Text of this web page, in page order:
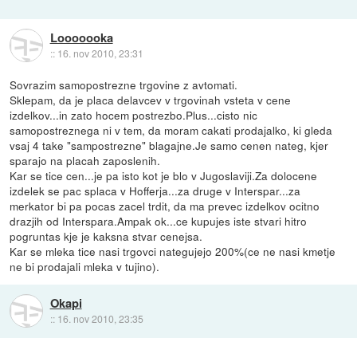
Looooooka
:: 16. nov 2010, 23:31
Sovrazim samopostrezne trgovine z avtomati.
Sklepam, da je placa delavcev v trgovinah vsteta v cene
izdelkov...in zato hocem postrezbo.Plus...cisto nic
samopostreznega ni v tem, da moram cakati prodajalko, ki gleda
vsaj 4 take "sampostrezne" blagajne.Je samo cenen nateg, kjer
sparajo na placah zaposlenih.
Kar se tice cen...je pa isto kot je blo v Jugoslaviji.Za dolocene
izdelek se pac splaca v Hofferja...za druge v Interspar...za
merkator bi pa pocas zacel trdit, da ma prevec izdelkov ocitno
drazjih od Interspara.Ampak ok...ce kupujes iste stvari hitro
pogruntas kje je kaksna stvar cenejsa.
Kar se mleka tice nasi trgovci nategujejo 200%(ce ne nasi kmetje
ne bi prodajali mleka v tujino).
Okapi
:: 16. nov 2010, 23:35